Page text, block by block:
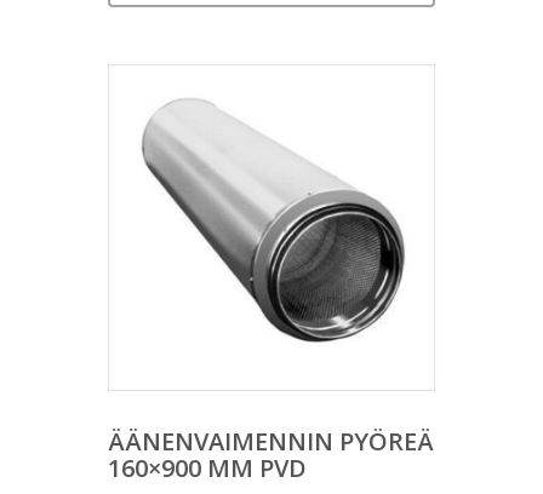
ÄÄNENVAIMENNIN PYÖREÄ
160×900 MM PVD